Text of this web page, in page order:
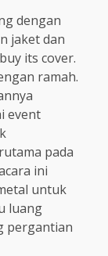
dengan
jaket dan
its cover.
ramah.
event
pada
ini
untuk
luang
pergantian